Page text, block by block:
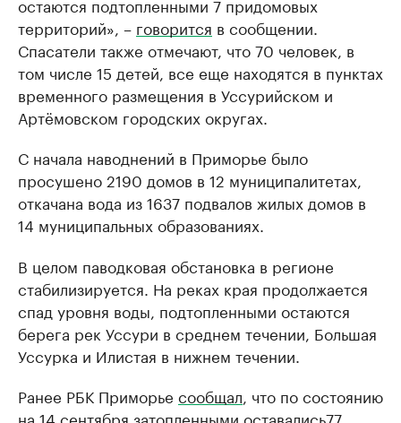
территорий», – говорится в сообщении.
Спасатели также отмечают, что 70 человек, в
том числе 15 детей, все еще находятся в пунктах
временного размещения в Уссурийском и
Артёмовском городских округах.
С начала наводнений в Приморье было
просушено 2190 домов в 12 муниципалитетах,
откачана вода из 1637 подвалов жилых домов в
14 муниципальных образованиях.
В целом паводковая обстановка в регионе
стабилизируется. На реках края продолжается
спад уровня воды, подтопленными остаются
берега рек Уссури в среднем течении, Большая
Уссурка и Илистая в нижнем течении.
Ранее РБК Приморье сообщал , что по состоянию
на 14 сентября затопленными оставались77